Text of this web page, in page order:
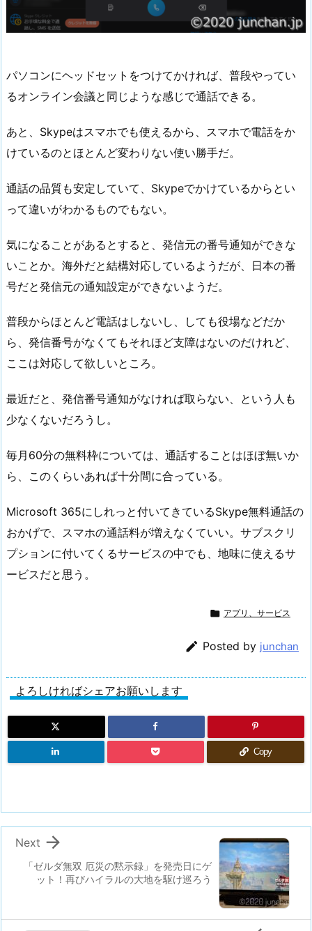
パソコンにヘッドセットをつけてかければ、普段やってい
るオンライン会議と同じような感じで通話できる。
あと、Skypeはスマホでも使えるから、スマホで電話をか
けているのとほとんど変わりない使い勝手だ。
通話の品質も安定していて、Skypeでかけているからとい
って違いがわかるものでもない。
気になることがあるとすると、発信元の番号通知ができな
いことか。海外だと結構対応しているようだが、日本の番
号だと発信元の通知設定ができないようだ。
普段からほとんど電話はしないし、しても役場などだか
ら、発信番号がなくてもそれほど支障はないのだけれど、
ここは対応して欲しいところ。
最近だと、発信番号通知がなければ取らない、という人も
少なくないだろうし。
毎月60分の無料枠については、通話することはほぼ無いか
ら、このくらいあれば十分間に合っている。
Microsoft 365にしれっと付いてきているSkype無料通話の
おかげで、スマホの通話料が増えなくていい。サブスクリ
プションに付いてくるサービスの中でも、地味に使えるサ
ービスだと思う。
 アプリ、サービス
 Posted by junchan
よろしければシェアお願いします
Copy
「ゼルダ無双 厄災の黙示録」を発売日にゲ
ット！再びハイラルの大地を駆け巡ろう

Next